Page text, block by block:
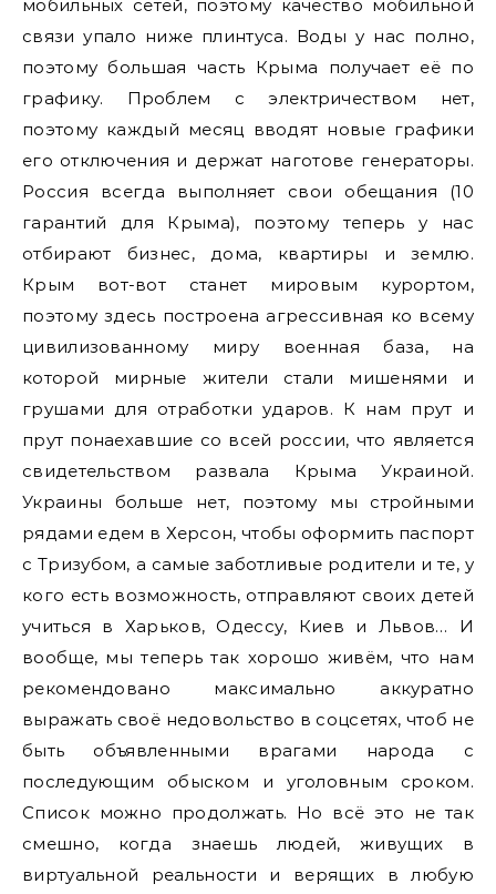
мобильных сетей, поэтому качество мобильной
связи упало ниже плинтуса. Воды у нас полно,
поэтому большая часть Крыма получает её по
графику. Проблем с электричеством нет,
поэтому каждый месяц вводят новые графики
его отключения и держат наготове генераторы.
Россия всегда выполняет свои обещания (10
гарантий для Крыма), поэтому теперь у нас
отбирают бизнес, дома, квартиры и землю.
Крым вот-вот станет мировым курортом,
поэтому здесь построена агрессивная ко всему
цивилизованному миру военная база, на
которой мирные жители стали мишенями и
грушами для отработки ударов. К нам прут и
прут понаехавшие со всей россии, что является
свидетельством развала Крыма Украиной.
Украины больше нет, поэтому мы стройными
рядами едем в Херсон, чтобы оформить паспорт
с Тризубом, а самые заботливые родители и те, у
кого есть возможность, отправляют своих детей
учиться в Харьков, Одессу, Киев и Львов… И
вообще, мы теперь так хорошо живём, что нам
рекомендовано максимально аккуратно
выражать своё недовольство в соцсетях, чтоб не
быть объявленными врагами народа с
последующим обыском и уголовным сроком.
Список можно продолжать. Но всё это не так
смешно, когда знаешь людей, живущих в
виртуальной реальности и верящих в любую